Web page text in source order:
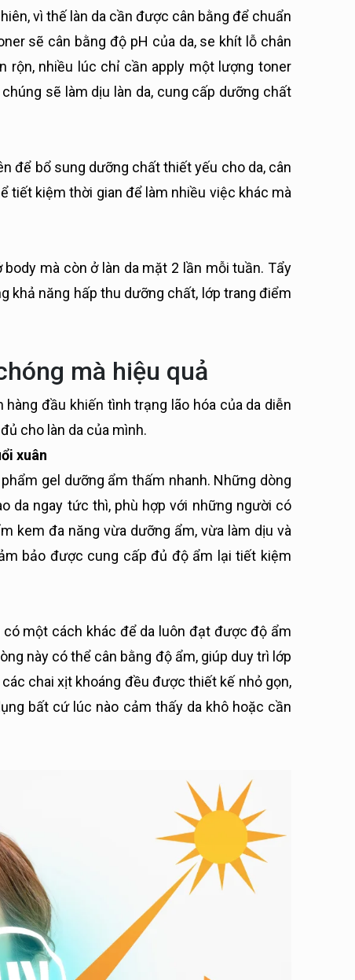
vì thế làn da cần được cân bằng để chuẩn
sẽ cân bằng độ pH của da, se khít lỗ chân
rộn, nhiều lúc chỉ cần apply một lượng toner
sẽ làm dịu làn da, cung cấp dưỡng chất
để bổ sung dưỡng chất thiết yếu cho da, cân
tiết kiệm thời gian để làm nhiều việc khác mà
mà còn ở làn da mặt 2 lần mỗi tuần. Tẩy
khả năng hấp thu dưỡng chất, lớp trang điểm
mà hiệu quả
đầu khiến tình trạng lão hóa của da diễn
cho làn da của mình.
xuân
gel dưỡng ẩm thấm nhanh. Những dòng
da ngay tức thì, phù hợp với những người có
kem đa năng vừa dưỡng ẩm, vừa làm dịu và
bảo được cung cấp đủ độ ẩm lại tiết kiệm
một cách khác để da luôn đạt được độ ẩm
này có thể cân bằng độ ẩm, giúp duy trì lớp
chai xịt khoáng đều được thiết kế nhỏ gọn,
bất cứ lúc nào cảm thấy da khô hoặc cần